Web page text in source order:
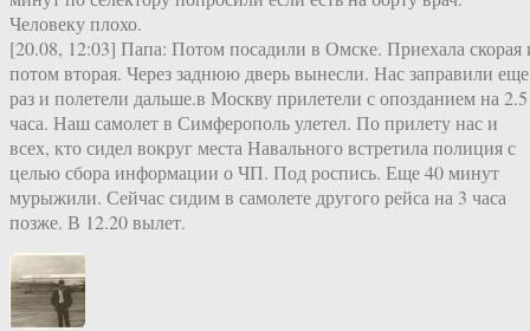
Человеку плохо.
[20.08, 12:03] Папа: Потом посадили в Омске. Приехала скорая
потом вторая. Через заднюю дверь вынесли. Нас заправили еще
раз и полетели дальше.в Москву прилетели с опозданием на 2.5
часа. Наш самолет в Симферополь улетел. По прилету нас и
всех, кто сидел вокруг места Навального встретила полиция с
целью сбора информации о ЧП. Под роспись. Еще 40 минут
мурыжили. Сейчас сидим в самолете другого рейса на 3 часа
позже. В 12.20 вылет.